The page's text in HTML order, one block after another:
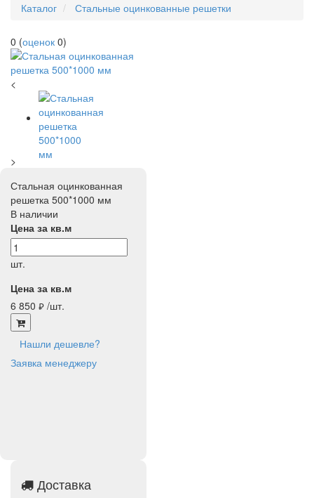
Каталог Стальные оцинкованные решетки
0 (оценок 0)
<
>
Стальная оцинкованная
решетка 500*1000 мм
В наличии
Цена за кв.м
шт.
Цена за кв.м
6 850 руб. /шт.
Нашли дешевле?
Заявка менеджеру
Доставка